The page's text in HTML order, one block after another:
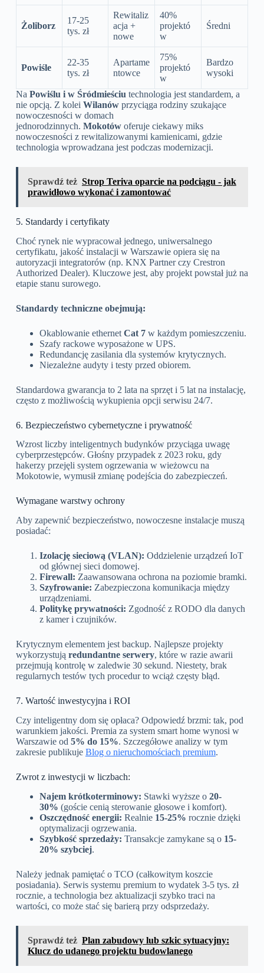
Żoliborz
17-25
tys. zł
Rewitaliz
acja +
nowe
40%
projektó
w
Średni
Powiśle
22-35
tys. zł
Apartame
ntowce
75%
projektó
w
Bardzo
wysoki
Na Powiślu i w Śródmieściu technologia jest standardem, a
nie opcją. Z kolei Wilanówprzyciąga rodziny szukające
nowoczesności w domach
jednorodzinnych. Mokotówoferuje ciekawy miks
nowoczesności z rewitalizowanymi kamienicami, gdzie
technologia wprowadzana jest podczas modernizacji.
Sprawdź też Strop Teriva oparcie na podciągu - jak
prawidłowo wykonać i zamontować
5. Standardy i certyfikaty
Choć rynek nie wypracował jednego, uniwersalnego
certyfikatu, jakość instalacji w Warszawie opiera się na
autoryzacji integratorów (np. KNX Partner czy Crestron
Authorized Dealer). Kluczowe jest, aby projekt powstał już na
etapie stanu surowego.
Standardy techniczne obejmują:
Okablowanie ethernet Cat 7w każdym pomieszczeniu.
Szafy rackowe wyposażone w UPS.
Redundancję zasilania dla systemów krytycznych.
Niezależne audyty i testy przed obiorem.
Standardowa gwarancja to 2 lata na sprzęt i 5 lat na instalację,
często z możliwością wykupienia opcji serwisu 24/7.
6. Bezpieczeństwo cybernetyczne i prywatność
Wzrost liczby inteligentnych budynków przyciąga uwagę
cyberprzestępców. Głośny przypadek z 2023 roku, gdy
hakerzy przejęli system ogrzewania w wieżowcu na
Mokotowie, wymusił zmianę podejścia do zabezpieczeń.
Wymagane warstwy ochrony
Aby zapewnić bezpieczeństwo, nowoczesne instalacje muszą
posiadać:
Izolację sieciową (VLAN): Oddzielenie urządzeń IoT
od głównej sieci domowej.
Firewall: Zaawansowana ochrona na poziomie bramki.
Szyfrowanie: Zabezpieczona komunikacja między
urządzeniami.
Politykę prywatności: Zgodność z RODO dla danych
z kamer i czujników.
Krytycznym elementem jest backup. Najlepsze projekty
wykorzystują redundantne serwery, które w razie awarii
przejmują kontrolę w zaledwie 30 sekund. Niestety, brak
regularnych testów tych procedur to wciąż częsty błąd.
7. Wartość inwestycyjna i ROI
Czy inteligentny dom się opłaca? Odpowiedź brzmi: tak, pod
warunkiem jakości. Premia za system smart home wynosi w
Warszawie od 5% do 15%. Szczegółowe analizy w tym
zakresie publikuje Blog o nieruchomościach premium.
Zwrot z inwestycji w liczbach:
Najem krótkoterminowy: Stawki wyższe o 20-
30% (goście cenią sterowanie głosowe i komfort).
Oszczędność energii: Realnie 15-25% rocznie dzięki
optymalizacji ogrzewania.
Szybkość sprzedaży: Transakcje zamykane są o 15-
20% szybciej.
Należy jednak pamiętać o TCO (całkowitym koszcie
posiadania). Serwis systemu premium to wydatek 3-5 tys. zł
rocznie, a technologia bez aktualizacji szybko traci na
wartości, co może stać się barierą przy odsprzedaży.
Sprawdź też Plan zabudowy lub szkic sytuacyjny:
Klucz do udanego projektu budowlanego